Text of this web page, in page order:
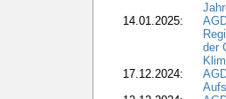
14.01.2025:
der
17.12.2024: